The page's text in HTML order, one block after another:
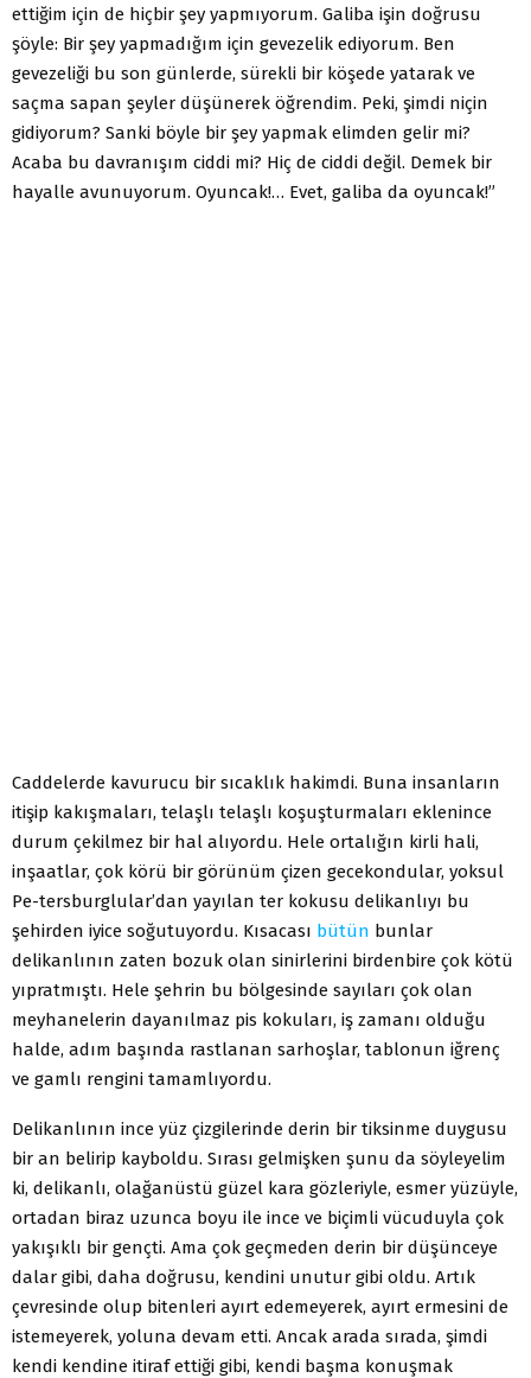
ettiğim için de hiçbir şey yapmıyorum. Galiba işin doğrusu
şöyle: Bir şey yapmadığım için gevezelik ediyorum. Ben
gevezeliği bu son günlerde, sürekli bir köşede yatarak ve
saçma sapan şeyler düşünerek öğrendim. Peki, şimdi niçin
gidiyorum? Sanki böyle bir şey yapmak elimden gelir mi?
Acaba bu davranışım ciddi mi? Hiç de ciddi değil. Demek bir
hayalle avunuyorum. Oyuncak!… Evet, galiba da oyuncak!”
Caddelerde kavurucu bir sıcaklık hakimdi. Buna insanların
itişip kakışmaları, telaşlı telaşlı koşuşturmaları eklenince
durum çekilmez bir hal alıyordu. Hele ortalığın kirli hali,
inşaatlar, çok körü bir görünüm çizen gecekondular, yoksul
Pe-tersburglular’dan yayılan ter kokusu delikanlıyı bu
şehirden iyice soğutuyordu. Kısacası bütün bunlar
delikanlının zaten bozuk olan sinirlerini birdenbire çok kötü
yıpratmıştı. Hele şehrin bu bölgesinde sayıları çok olan
meyhanelerin dayanılmaz pis kokuları, iş zamanı olduğu
halde, adım başında rastlanan sarhoşlar, tablonun iğrenç
ve gamlı rengini tamamlıyordu.
Delikanlının ince yüz çizgilerinde derin bir tiksinme duygusu
bir an belirip kayboldu. Sırası gelmişken şunu da söyleyelim
ki, delikanlı, olağanüstü güzel kara gözleriyle, esmer yüzüyle,
ortadan biraz uzunca boyu ile ince ve biçimli vücuduyla çok
yakışıklı bir gençti. Ama çok geçmeden derin bir düşünceye
dalar gibi, daha doğrusu, kendini unutur gibi oldu. Artık
çevresinde olup bitenleri ayırt edemeyerek, ayırt ermesini de
istemeyerek, yoluna devam etti. Ancak arada sırada, şimdi
kendi kendine itiraf ettiği gibi, kendi başma konuşmak